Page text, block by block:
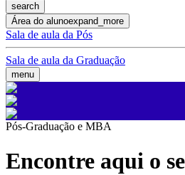
search
Área do alunoexpand_more
Sala de aula da Pós
Sala de aula da Graduação
menu
Pós-Graduação e MBA
Encontre aqui o